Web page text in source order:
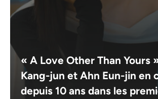
« A Love Other Than Yours
Kang-jun et Ahn Eun-jin en
depuis 10 ans dans les